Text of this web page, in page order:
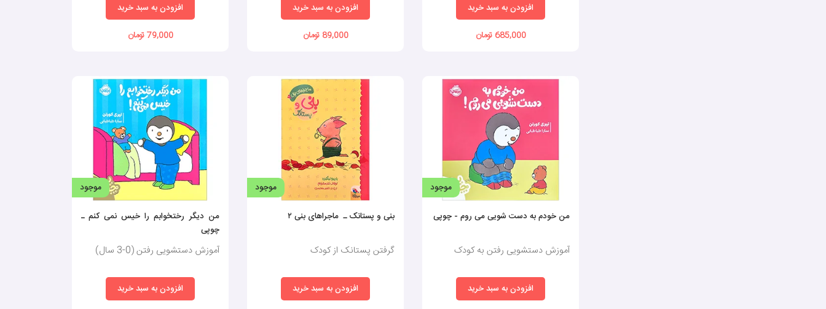
افزودن به سبد خرید
685,000 تومان
افزودن به سبد خرید
89,000 تومان
افزودن به سبد خرید
79,000 تومان
موجود
من خودم به دست شویی می روم - چوپی
آموزش دستشویی رفتن به کودک
افزودن به سبد خرید
موجود
بنی و پستانک ـ ماجراهای بنی ۲
گرفتن پستانک از کودک
افزودن به سبد خرید
موجود
من دیگر رختخوابم را خیس نمی کنم ـ
چوپی
آموزش دستشویی رفتن (0-3 سال)
افزودن به سبد خرید